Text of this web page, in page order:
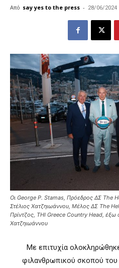
Από say yes to the press - 28/06/2024
Οι George P. Stamas, Πρόεδρος ΔΣ The
Στέλιος Χατζηιωάννου, Μέλος ΔΣ The
Πρίντζος, THI Greece Country Head, έξω
Χατζηιωάννου
Με επιτυχία
φιλανθρωπικού σκοπού